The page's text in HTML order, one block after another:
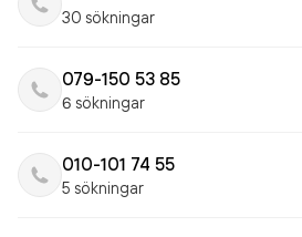
30 sökningar
079-150 53 85
6 sökningar
010-101 74 55
5 sökningar